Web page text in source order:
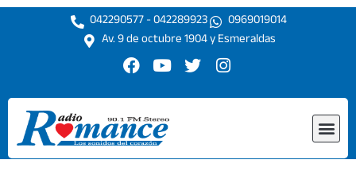
Ir
042290577 - 042289923
0969019014
Av. 9 de octubre 1904 y Esmeraldas
F
c
e
b
o
o
Y
u
t
u
b
e
T
i
r
I
s
r